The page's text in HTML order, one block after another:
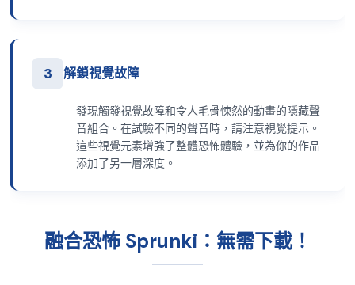
3 解鎖視覺故障
發現觸發視覺故障和令人毛骨悚然的動畫的隱藏聲
音組合。在試驗不同的聲音時，請注意視覺提示。
這些視覺元素增強了整體恐怖體驗，並為你的作品
添加了另一層深度。
融合恐怖 Sprunki：無需下載！